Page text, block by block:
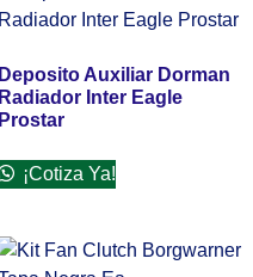
Deposito Auxiliar Dorman
Radiador Inter Eagle
Prostar
¡Cotiza Ya!